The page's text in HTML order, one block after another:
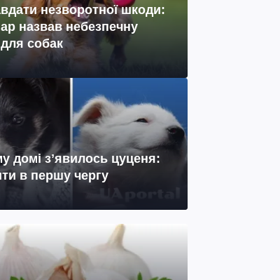
незворотної шкоди:
назвав небезпечну
собак
домі зʼявилось цуценя:
в першу чергу